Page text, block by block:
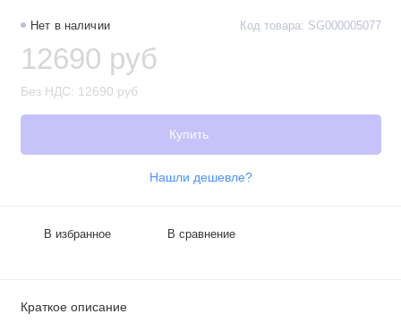
Нет в наличии Код товара: SG000005077
12690 руб
Без НДС: 12690 руб
Купить
Нашли дешевле?
В избранное В сравнение
Краткое описание